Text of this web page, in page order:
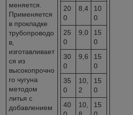
меняется.
Применяется
в прокладке
трубопроводо
в,
изготавливает
ся из
высокопрочно
го чугуна
методом
литья с
добавлением
20
0
8,4
10
0
25
0
9,0
15
0
30
0
9,6
15
0
35
0
10,
2
15
0
40
10,
15